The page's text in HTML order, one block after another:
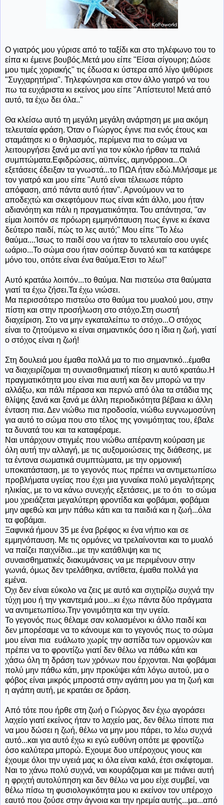
Ο γιατρός μου γύρισε από το ταξίδι και στο τηλέφωνο του το
είπα κι έμεινε βουβός.Μετά μου είπε "Είσαι σίγουρη; Δώσε
μου τιμές χοριακής" τις έδωσα κι ύστερα από λίγο ψιθύρισε
"Συγχαρητήρια". Τηλεφώνησα και στον άλλο γιατρό να του
πω τα ευχάριστα κι εκείνος μου είπε "Απίστευτο! Μετά από
αυτό, τα έχω δει όλα.."
Θα κλείσω αυτό τη μεγάλη μεγάλη ανάρτηση με μια ακόμη
τελευταία φράση. Όταν ο Γιώργος έγινε πια ενός έτους και
σταμάτησε κι ο θηλασμός, περίμενα πια το σώμα να
λειτουργήσει ξανά μα αντί για τον κύκλο ήρθαν τα παλιά
συμπτώματα.Εφιδρώσεις, αϋπνίες, αμηνόρροια...Οι
εξετάσεις έδειξαν τα γνωστά...το ΠΩΑ ήταν εδώ.Μιλήσαμε με
τον γιατρό και μου είπε "Αυτό είναι τέλειωσε πάρτο
απόφαση, από πάντα αυτό ήταν". Αρνούμουν να το
αποδεχτώ και σκεφτόμουν πως είναι κάτι άλλο, μου ήταν
αδιανόητη και πάλι η πραγματικότητα. Του απάντησα, "αν
είμαι λοιπόν σε πρόωρη εμμηνόπαυση πως έγινε κι έκανα
δεύτερο παιδί, πώς το λες αυτό;" Μου είπε "Το λέω
θαύμα....Ίσως το παιδί σου να ήταν το τελευταίο σου υγιές
ωάριο...Το σώμα σου ήταν σούπερ δυνατό και τα κατάφερε
μόνο του, οπότε είναι ένα θαύμα.Έτσι το λέω!"
Αυτό κρατάω λοιπόν...το θαύμα. Ναι πιστεύω στα θαύματα
γιατί τα έχω ζήσει.Τα έχω νιώσει.
Μα περισσότερο πιστεύω στο θαύμα του μυαλού μου, στην
πίστη και στην προσήλωση στο στόχο.Στη σωστή
διαχείριση. Στο να μην εγκαταλείπω το στόχο...Ο στόχος
είναι το ζητούμενο κι είναι σημαντικός όσο η ίδια η ζωή, γιατί
ο στόχος είναι η ζωή!
Στη δουλειά μου έμαθα πολλά μα το πιο σημαντικό...έμαθα
να διαχειρίζομαι τη συναισθηματική πίεση κι αυτό κρατάω.Η
πραγματικότητα μου είναι πια αυτή και δεν μπορώ να την
αλλάξω, και πάλι πέρασα και περνώ από όλα τα στάδια της
θλίψης ξανά και ξανά με άλλη περιοδικότητα βέβαια κι άλλη
ένταση πια. Δεν νιώθω πια προδοσία, νιώθω ευγνωμοσύνη
για αυτό το σώμα που στο τέλος της γονιμότητας του, έβαλε
τα δυνατά του και τα καταφέραμε.
Ναι υπάρχουν στιγμές που νιώθω απέραντη κούραση με
όλη αυτή την αλλαγή, με τις αυξομοιώσεις της διάθεσης, με
τα έντονα σωματικά συμπτώματα, με την ορμονική
υποκατάσταση, με το γεγονός πως πρέπει να αντιμετωπίσω
προβλήματα υγείας που έχει μια γυναίκα πολύ μεγαλήτερης
ηλικίας, με το να κάνω συνεχής εξετάσεις, με το ότι το σώμα
μου χρειάζεται μεγαλύτερη φροντίδα και φοβάμαι, φοβάμαι
μην αφεθώ και μην πάθω κάτι και τα παιδιά και η ζωή...όλα
τα φοβάμαι.
Ξαφνικά ήμουν 35 με ένα βρέφος κι ένα νήπιο και σε
εμμηνόπαυση. Με τις ορμόνες να τρελαίνονται και το μυαλό
να παίζει παιχνίδια...με την κατάθλιψη και τις
συναισθηματικές διακυμάνσεις να με περιμένουν στην
γωνιά, όμως δεν τρελάθηκα, αντίθετα, έμαθα πολλά για
εμένα.
Όχι δεν είναι εύκολο να ζεις με αυτό και σιχτιρίζω συχνά την
τύχη μου ή την γκαντεμιά μου...κι έχω πάντα δύο πράγματα
να αντιμετωπίσω.Την γονιμότητα και την υγεία.
Το γεγονός πως θέλαμε σαν κολασμένοι κι άλλο παιδί και
δεν μπορέσαμε να το κάνουμε και το γεγονός πως το σώμα
μου είναι πια ευάλωτο χωρίς την ασπίδα των ορμονών και
πρέπει να το φροντίζω γιατί δεν θέλω να πάθω κάτι και
χάσω όλη τη δράση των χρόνων που έρχονται. Ναι φοβάμαι
πολύ μην πάθω κάτι, μην προκύψει κάτι λόγω αυτού, μα ο
φόβος είναι μικρός μπροστά στην αγάπη μου για τη ζωή και
η αγάπη αυτή, με κρατάει σε δράση.
Από τότε που ήρθε στη ζωή ο Γιώργος δεν έχω αγοράσει
λαχείο γιατί εκείνος ήταν το λαχείο μας, δεν θέλω τίποτε πια
να μου δώσει η ζωή, θέλω να μην μου πάρει, το λέω συχνά
αυτό...και για αυτό έχω κι εγώ ευθύνη οπότε με φροντίζω
όσο καλύτερα μπορώ. Εχουμε δυο υπέροχους γιους και
έχουμε όλοι την υγειά μας κι όλα είναι καλά, έτσι σκέφτομαι.
Ναι το χάνω πολύ συχνά, ναι κουράζομαι και με πιάνει αυτή
η φριχτή αυτολύπηση και δεν θέλω να μου είχε συμβεί, ναι
θέλω πίσω τη φυσιολογικότητα μου κι εκείνον τον υπέροχο
εαυτό που ζούσε στην άγνοια και την ηρεμία αυτής...μα...από